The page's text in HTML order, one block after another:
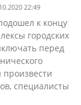
22:49
к концу
городских
перед
специалисты